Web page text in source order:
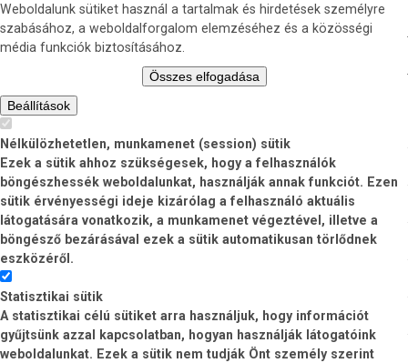
Weboldalunk sütiket használ a tartalmak és hirdetések személyre
szabásához, a weboldalforgalom elemzéséhez és a közösségi
média funkciók biztosításához.
Összes elfogadása
Beállítások
Nélkülözhetetlen, munkamenet (session) sütik
Ezek a sütik ahhoz szükségesek, hogy a felhasználók
böngészhessék weboldalunkat, használják annak funkciót. Ezen
sütik érvényességi ideje kizárólag a felhasználó aktuális
látogatására vonatkozik, a munkamenet végeztével, illetve a
böngésző bezárásával ezek a sütik automatikusan törlődnek
eszközéről.
Statisztikai sütik
A statisztikai célú sütiket arra használjuk, hogy információt
gyűjtsünk azzal kapcsolatban, hogyan használják látogatóink
weboldalunkat. Ezek a sütik nem tudják Önt személy szerint